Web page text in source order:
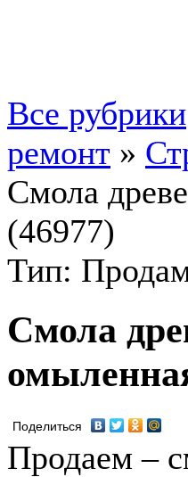
Все рубрики
ремонт »
Смола
(46977)
Тип:
Смола
Поделиться
Продаем –